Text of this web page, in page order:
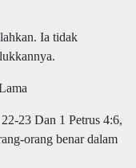
Ia tidak
23 Dan 1 Petrus 4:6,
orang benar dalam